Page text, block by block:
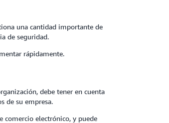
una cantidad importante de
de seguridad.
rápidamente.
debe tener en cuenta
de su empresa.
comercio electrónico, y puede